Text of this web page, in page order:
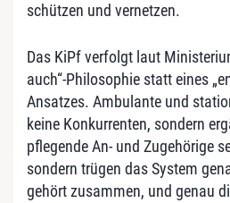
schützen und vernetzen.
Das KiPf verfolgt laut
auch“-Philosophie statt eines
Ansatzes. Ambulante und
keine Konkurrenten, sondern
pflegende An- und Zugehörige
sondern trügen das System
gehört zusammen, und genau